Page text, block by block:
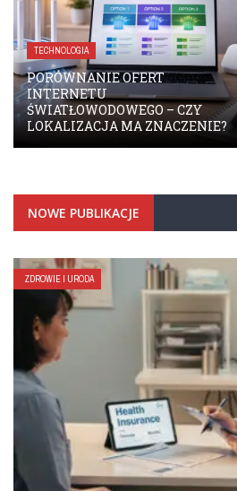
ZDROWIE I URODA
PAKIETY MEDYCZNE A ZDROWIE
OSÓB Z CHOROBAMI TARCZYCY –
DLACZEGO REGULARNE
BADANIA SĄ PODSTAWĄ
SKUTECZNEJ KONTROLI?
NOWE PUBLIKACJE
ZDROWIE I URODA